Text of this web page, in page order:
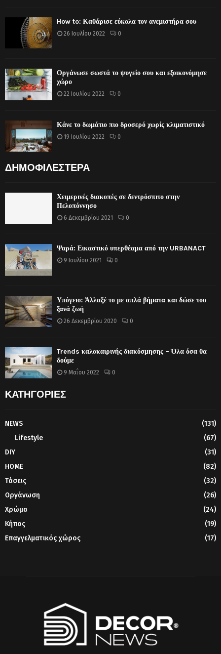
How to: Καθάρισε εύκολα τον ανεμιστήρα σου
26 Ιουλίου 2022 0
Οργάνωσε σωστά το ψυγείο σου και εξοικονόμησε
χώρο
22 Ιουλίου 2022 0
Κάνε το δωμάτιο πιο δροσερό χωρίς κλιματιστικό
19 Ιουλίου 2022 0
ΔΗΜΟΦΙΛΕΣΤΕΡΑ
Χειμερινές διακοπές σε δεντρόσπιτο στην
Πελοπόννησο
6 Δεκεμβρίου 2021 0
Ψαρά: Εικαστικό υπερθέαμα από την URBANACT
9 Ιουλίου 2021 0
Υπόγειο: Άλλαξέ το με απλά βήματα και δώσε του
ξανά ζωή
26 Δεκεμβρίου 2020 0
Trends καλοκαιρινής διακόσμησης – Όλα όσα θα
δούμε
9 Μαΐου 2022 0
ΚΑΤΗΓΟΡΙΕΣ
NEWS
(131)
Lifestyle
(67)
DIY
(31)
HOME
(82)
Τάσεις
(32)
Οργάνωση
(26)
Χρώμα
(24)
Κήπος
(19)
Επαγγελματικός χώρος
(17)